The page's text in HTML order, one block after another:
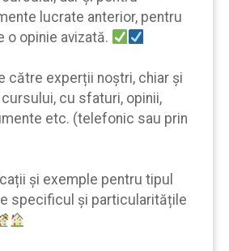
lucrate anterior, pentru
o opinie avizată.
către experții noştri, chiar şi
cu sfaturi, opinii,
etc. (telefonic sau prin
şi exemple pentru tipul
specificul şi particularitățile